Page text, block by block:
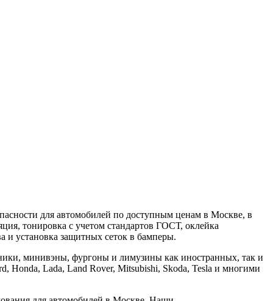
для автомобилей по доступным ценам в Москве, в
тонировка с учетом стандартов ГОСТ, оклейка
и установка защитных сеток в бамперы.
минивэны, фургоны и лимузины как иностранных, так и
Honda, Lada, Land Rover, Mitsubishi, Skoda, Tesla и многими